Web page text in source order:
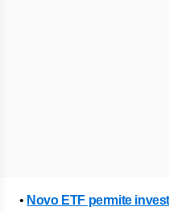
• Novo ETF permite